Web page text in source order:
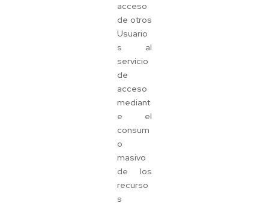
acceso
de otros
Usuario
s al
servicio
de
acceso
mediant
e el
consum
o
masivo
de los
recurso
s